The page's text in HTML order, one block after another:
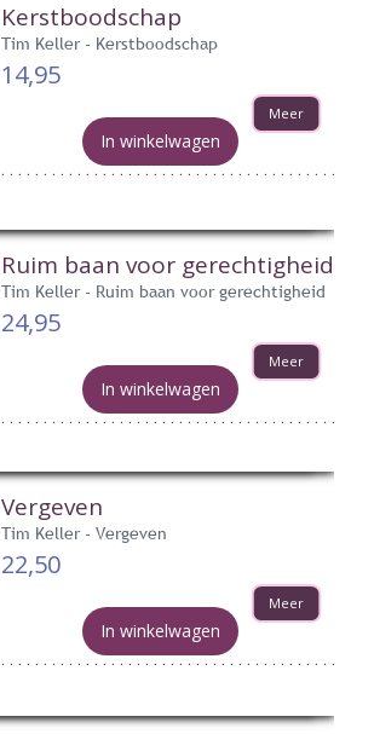
Kerstboodschap
Tim Keller - Kerstboodschap
14,95
Meer
In winkelwagen
Ruim baan voor gerechtigheid
Tim Keller - Ruim baan voor gerechtigheid
24,95
Meer
In winkelwagen
Vergeven
Tim Keller - Vergeven
22,50
Meer
In winkelwagen